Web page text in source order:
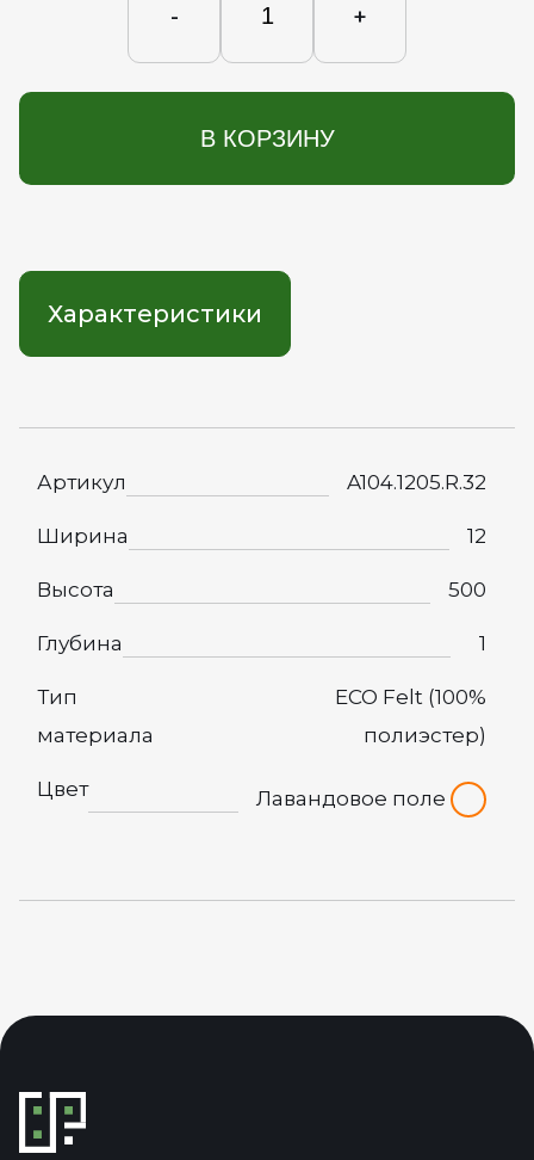
- +
В КОРЗИНУ
Характеристики
Артикул A104.1205.R.32
Ширина 12
Высота 500
Глубина 1
Тип
материала
ECO Felt (100%
полиэстер)
Цвет Лавандовое поле